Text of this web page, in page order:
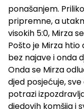
ponašanjem.
pripremne, a
visokih 5:0, Mirza
Pošto je Mirza htio
bez najave i onda
Onda se Mirza
djed posjećuje,
potrazi
djedovih komšija i